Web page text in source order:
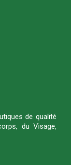
de qualité
du Visage,